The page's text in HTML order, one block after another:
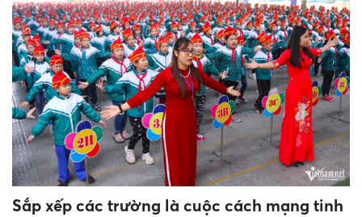
Sắp xếp các trường là cuộc cách mạng tinh